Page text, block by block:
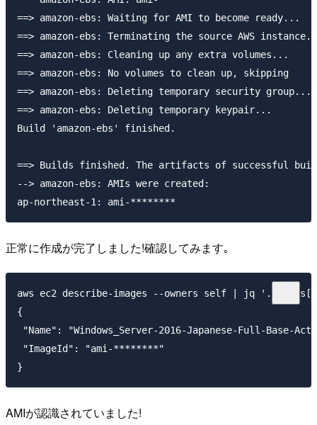
==> amazon-ebs: Waiting for AMI to become ready...
==> amazon-ebs: Terminating the source AWS
==> amazon-ebs: Cleaning up any extra volumes...
==> amazon-ebs: No volumes to clean up, skipping
==> amazon-ebs: Deleting temporary security group...
==> amazon-ebs: Deleting temporary keypair...
Build 'amazon-ebs' finished.
==> Builds finished. The artifacts of successful
--> amazon-ebs: AMIs were created:
正常に作成が完了しました!確認してみます｡
aws ec2 describe-images --owners self | jq
{
"Name": "Windows_Server-2016-Japanese-Full-Base-
"ImageId": "ami-********"
AMIが認識されていました!